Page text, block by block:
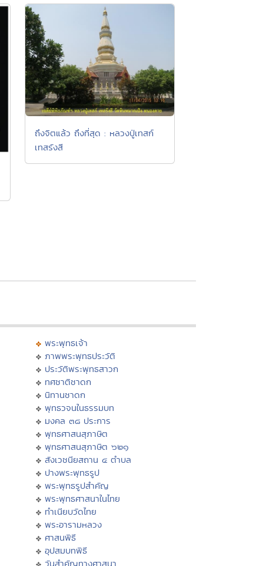
ถึงจิตแล้ว ถึงที่สุด : หลวงปู่เทสก์
เทสรังสี
พระพุทธเจ้า
ภาพพระพุทธประวัติ
ประวัติพระพุทธสาวก
ทศชาติชาดก
นิทานชาดก
พุทธวจนในธรรมบท
มงคล ๓๘ ประการ
พุทธศาสนสุภาษิต
พุทธศาสนสุภาษิต ๖๒๑
สังเวชนียสถาน ๔ ตำบล
ปางพระพุทธรูป
พระพุทธรูปสำคัญ
พระพุทธศาสนาในไทย
ทำเนียบวัดไทย
พระอารามหลวง
ศาสนพิธี
อุปสมบทพิธี
วันสำคัญทางศาสนา